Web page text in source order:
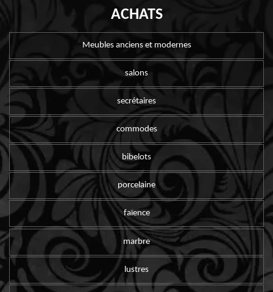
ACHATS
Meubles anciens et modernes
salons
secrétaires
commodes
bibelots
porcelaine
faïence
marbre
lustres